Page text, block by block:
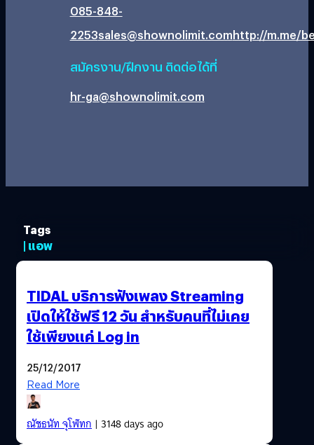
085-848-
2253sales@shownolimit.comhttp://m.me/
สมัครงาน/ฝึกงาน ติดต่อได้ที่
hr-ga@shownolimit.com
Tags
| แอพ
TIDAL บริการฟังเพลง Streaming
เปิดให้ใช้ฟรี 12 วัน สำหรับคนที่ไม่เคย
ใช้เพียงแค่ Log in
25/12/2017
Read More
ณัชธนัท จุโฬทก| 3148 days ago